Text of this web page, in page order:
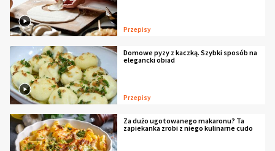
Przepisy
Domowe pyzy z kaczką. Szybki sposób na
elegancki obiad
Przepisy
Za dużo ugotowanego makaronu? Ta
zapiekanka zrobi z niego kulinarne cudo